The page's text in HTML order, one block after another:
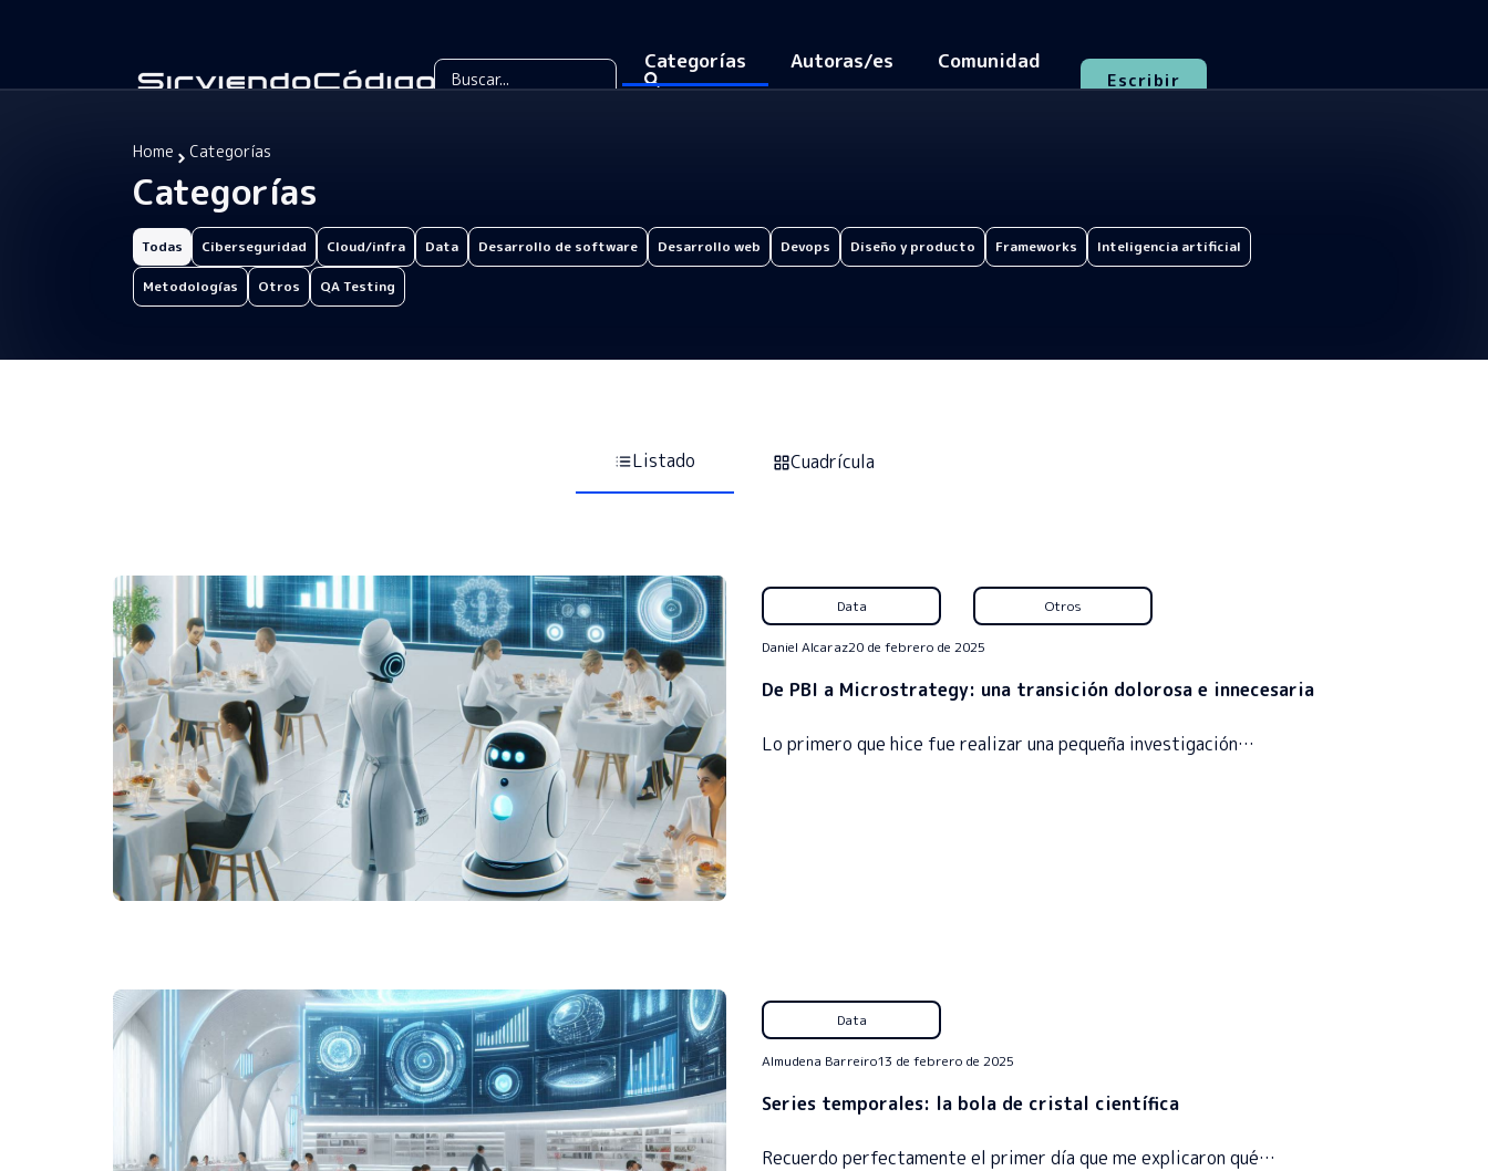
Categorías Autoras/es Comunidad
Escribir
Home Categorías
Categorías
Ciberseguridad Cloud/infra Data Desarrollo de software Desarrollo web Devops Diseño y producto Frameworks Inteligencia artificial
Metodologías Otros QA Testing
Todas
Listado Cuadrícula
Data Otros
Daniel Alcaraz20 de febrero de 2025
De PBI a Microstrategy: una transición dolorosa e innecesaria
Lo primero que hice fue realizar una pequeña investigación…
Data
Almudena Barreiro13 de febrero de 2025
Series temporales: la bola de cristal científica
Recuerdo perfectamente el primer día que me explicaron qué…